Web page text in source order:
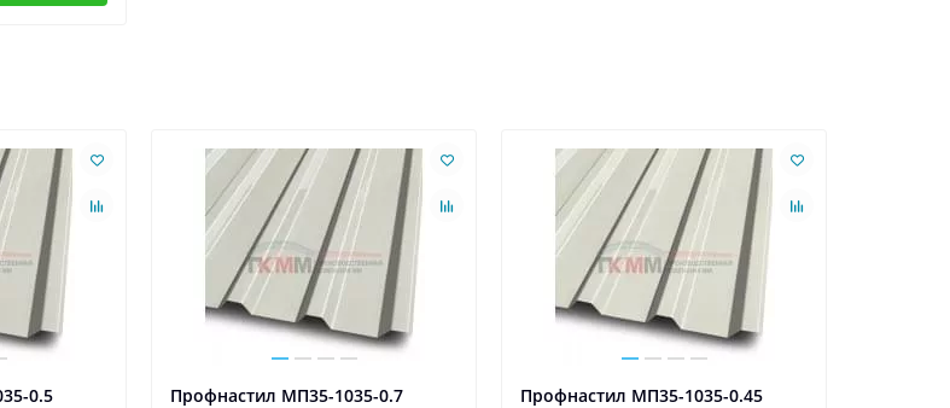
0.5
Профнастил МП35-1035-0.7
Профнастил МП35-1035-0.45